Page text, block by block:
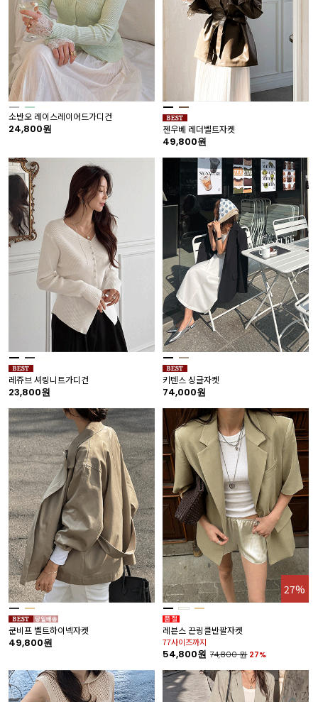
소반오 레이스레이어드가디건
24,800원 젠우베 레더벨트자켓
49,800원
레쥬브 셔링니트가디건
23,800원
키텐스 싱글자켓
74,000원
쿤비프 벨트하이넥자켓
49,800원
27%
레븐스 끈링클반팔자켓
77사이즈까지
54,800원 74,800원 27%